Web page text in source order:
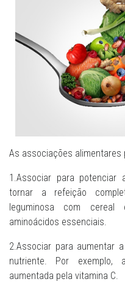
As associações
1.Associar para potenciar
tornar a refeição
leguminosa com
aminoácidos essenciais.
2.Associar para aumentar
nutriente. Por exemplo,
aumentada pela vitamina C.